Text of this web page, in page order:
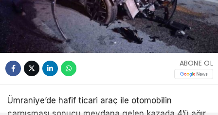
ABONE OL
Ümraniye’de hafif ticari araç ile otomobilin